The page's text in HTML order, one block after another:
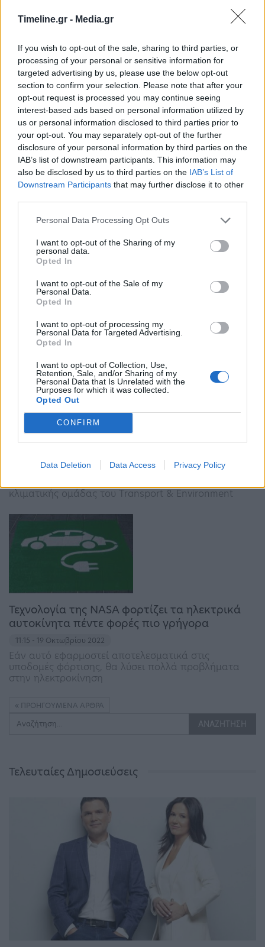
Timeline.gr - Media.gr
If you wish to opt-out of the sale, sharing to third parties, or
processing of your personal or sensitive information for
targeted advertising by us, please use the below opt-out
section to confirm your selection. Please note that after your
opt-out request is processed you may continue seeing
interest-based ads based on personal information utilized by
us or personal information disclosed to third parties prior to
your opt-out. You may separately opt-out of the further
disclosure of your personal information by third parties on the
IAB’s list of downstream participants. This information may
also be disclosed by us to third parties on the IAB’s List of
Downstream Participants that may further disclose it to other
Personal Data Processing Opt Outs
I want to opt-out of the Sharing of my
personal data.
Opted In
I want to opt-out of the Sale of my
Personal Data.
Opted In
I want to opt-out of processing my
Personal Data for Targeted Advertising.
Opted In
I want to opt-out of Collection, Use,
Retention, Sale, and/or Sharing of my
Personal Data that Is Unrelated with the
Purposes for which it was collected.
Opted Out
CONFIRM
Data Deletion Data Access Privacy Policy
Ηλεκτροκίνηση: Συμφωνία «μαμούθ» της
Mercedes για προμήθεια λιθίου
20:14 - 21 Οκτωβρίου 2022
Η Mercedes θα λαμβάνει 10.000 τόνους λιθίου
ετησίως από τη Rock Tech Lithium για μπαταρίες
Ηλεκτρικά αυτοκίνητα: Σταθμούς φόρτισης
ανά 60 χλμ. ζητά το Ευρωπαϊκό Κοινοβούλιο
18:24 - 19 Οκτωβρίου 2022
ανά 100 χλμ
Έρευνα: Η ΕΕ πρέπει να αυξήσει την
υποστήριξη των ηλεκτρικών αυτοκινήτων για
να αποκρούσει τον…
13:15 - 19 Οκτωβρίου 2022
Η ΕΕ πρέπει να αυξήσει την υποστήριξη για τα
ηλεκτρικά οχήματα για να αποκρούσει τον
κλιματικής ομάδας του Transport & Environment
Τεχνολογία της NASA φορτίζει τα ηλεκτρικά
αυτοκίνητα πέντε φορές πιο γρήγορα
11:15 - 19 Οκτωβρίου 2022
Εάν αυτό εφαρμοστεί αποτελεσματικά στις
υποδομές φόρτισης, θα λύσει πολλά προβλήματα
στην ηλεκτροκίνηση
ΠΡΟΗΓΟΎΜΕΝΑ ΆΡΘΡΑ
Τελευταίες Δημοσιεύσεις